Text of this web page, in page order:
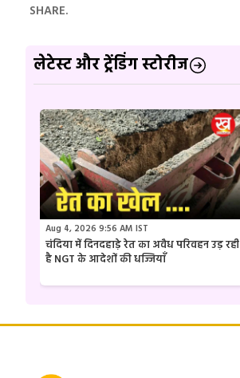
SHARE.
लेटेस्ट और ट्रेंडिंग स्टोरीज
Aug 4, 2026 9:56 AM IST
चंदिया में दिनदहाड़े रेत का अवैध परिवहन उड़ रही
है NGT के आदेशों की धज्जियाँ